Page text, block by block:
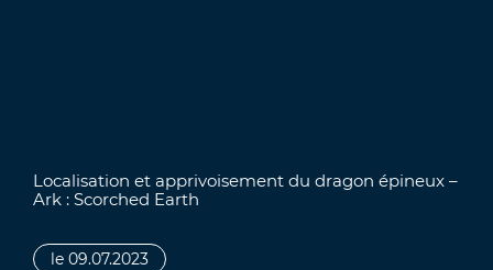
Localisation et apprivoisement du dragon épineux –
Ark : Scorched Earth
le 09.07.2023